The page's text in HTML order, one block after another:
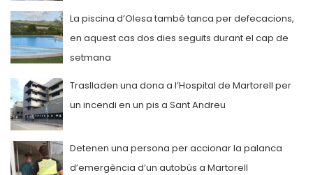
La piscina d’Olesa també tanca per defecacions,
en aquest cas dos dies seguits durant el cap de
setmana
Traslladen una dona a l’Hospital de Martorell per
un incendi en un pis a Sant Andreu
Detenen una persona per accionar la palanca
d’emergència d’un autobús a Martorell